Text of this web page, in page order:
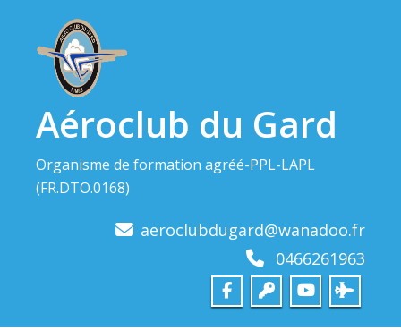
content
Aéroclub du Gard
Organisme de formation agréé-PPL-LAPL
(FR.DTO.0168)
aeroclubdugard@wanadoo.fr
0466261963